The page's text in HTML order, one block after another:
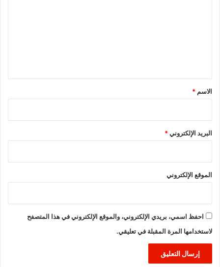
*
الاسم *
البريد الإلكتروني*
الموقع الإلكتروني
احفظ اسمي، بريدي الإلكتروني، والموقع الإلكتروني في هذا المتصفح
لاستخدامها المرة المقبلة في تعليقي.